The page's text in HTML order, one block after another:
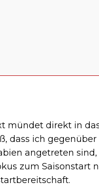
mündet direkt in
dass ich
angetreten
zum Saisonstart